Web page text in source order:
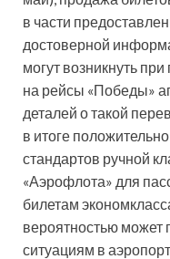
в части
достоверной
могут возникнуть
на рейсы «Победы»
деталей о такой
в итоге
стандартов ручной
«Аэрофлота» для
билетам
вероятностью может
ситуациям в